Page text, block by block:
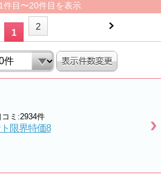
件目〜20件目を表示
1
2
コミ:2934件
限界特価8